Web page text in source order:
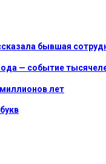
бывшая
— событие
лет